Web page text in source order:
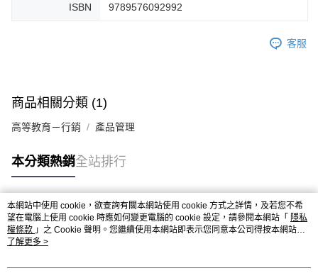
ISBN 9789576092992
客服
商品相關分類 (1)
高等教育－行銷 產品管理
本分類熱銷全站排行
熱門標籤
本網站中使用 cookie，欲查詢有關本網站使用 cookie 方式之詳情，及若您不希
望在電腦上使用 cookie 時應如何變更電腦的 cookie 設定，請參閱本網站「 隱私
權條款 」之 Cookie 聲明。您繼續使用本網站即表示您同意本公司得按本網站使
用條款之 Cookie 聲明使用 cookie。
了解更多 >